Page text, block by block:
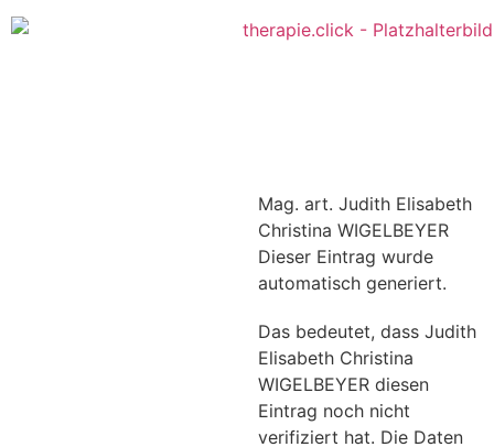
Mag. art. Judith Elisabeth
Christina WIGELBEYER
Dieser Eintrag wurde
automatisch generiert.
Das bedeutet, dass Judith
Elisabeth Christina
WIGELBEYER diesen
Eintrag noch nicht
verifiziert hat. Die Daten